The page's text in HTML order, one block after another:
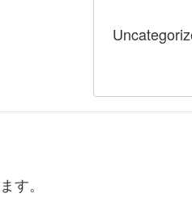
す。